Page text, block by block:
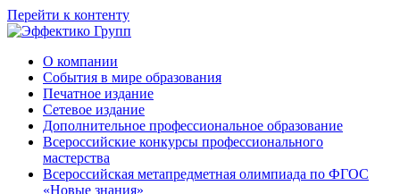
Перейти к контенту
О компании
События в мире образования
Печатное издание
Сетевое издание
Дополнительное профессиональное образование
Всероссийские конкурсы профессионального
мастерства
Всероссийская метапредметная олимпиада по ФГОС
«Новые знания»